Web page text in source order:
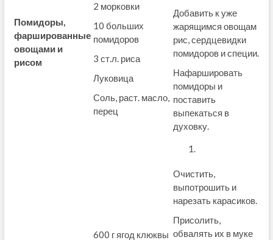
Помидоры,
фаршированные
овощами и
рисом
2 морковки
10 больших
помидоров
3 ст.л. риса
Луковица
Соль, раст. масло,
перец
Добавить к уже
жарящимся овощам
рис, сердцевидки
помидоров и специи.
Нафаршировать
помидоры и
поставить
выпекаться в
духовку.
600 г ягод клюквы
Очистить,
выпотрошить и
нарезать карасиков.
Присолить,
обвалять их в муке